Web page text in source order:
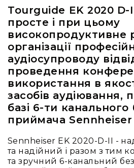
коди
тайм-
кодів
та
та
Мікрофони
Tourguide EK 2020 D-
просте і при цьому
високопродуктивне
організації
аудіосупроводу
проведення
використання в
засобів аудіювання,
базі 6-ти
приймача Sennheiser
Sennheiser EK 2020-D-II -
та надійний і разом з тим
та зручний 6-канальний